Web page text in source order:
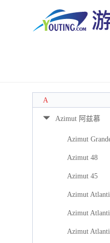
A
Azimut 阿兹慕
Azimut
Azimut 48
Azimut 45
Azimut
Azimut
Azimut